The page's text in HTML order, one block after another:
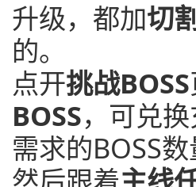
升级，都加切
的。
点开挑战BOSS
BOSS，可兑
需求的BOSS数